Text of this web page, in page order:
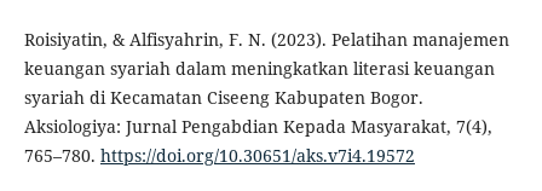
Roisiyatin, & Alfisyahrin, F. N. (2023). Pelatihan manajemen
keuangan syariah dalam meningkatkan literasi keuangan
syariah di Kecamatan Ciseeng Kabupaten Bogor.
Aksiologiya: Jurnal Pengabdian Kepada Masyarakat, 7(4),
765–780. https://doi.org/10.30651/aks.v7i4.19572